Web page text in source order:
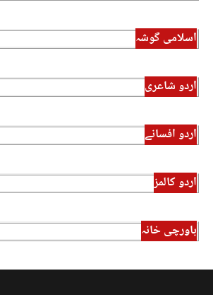
اسلامی گوشہ
اردو شاعری
اردو افسانے
اردو کالمز
باورچی خانہ